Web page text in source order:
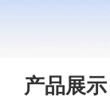
产品展示